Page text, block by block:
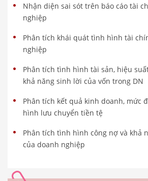
Nhận diện sai sót trên báo cáo tài
nghiệp
Phân tích khái quát tình hình tài
nghiệp
Phân tích tình hình tài sản, hiệu
khả năng sinh lời của vốn trong DN
Phân tích kết quả kinh doanh, mức
hình lưu chuyển tiền tệ
Phân tích tình hình công nợ và khả
của doanh nghiệp